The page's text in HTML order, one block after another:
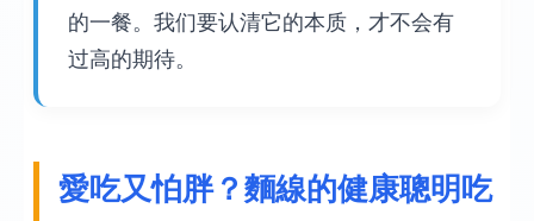
的一餐。我们要认清它的本质，才不会有
过高的期待。
愛吃又怕胖？麵線的健康聰明吃